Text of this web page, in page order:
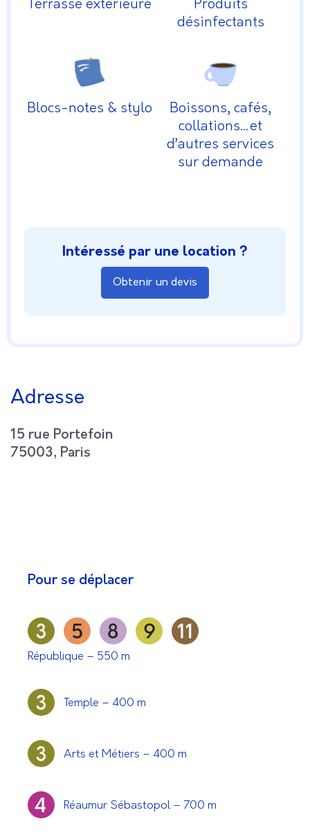
Terrasse extérieure
Produits
désinfectants
Blocs-notes & stylo
Boissons, cafés,
collations…et
d’autres services
sur demande
Intéressé par une location ?
Obtenir un devis
Adresse
15 rue Portefoin
75003, Paris
Pour se déplacer
République – 550 m
Temple – 400 m
Arts et Métiers – 400 m
Réaumur Sébastopol – 700 m